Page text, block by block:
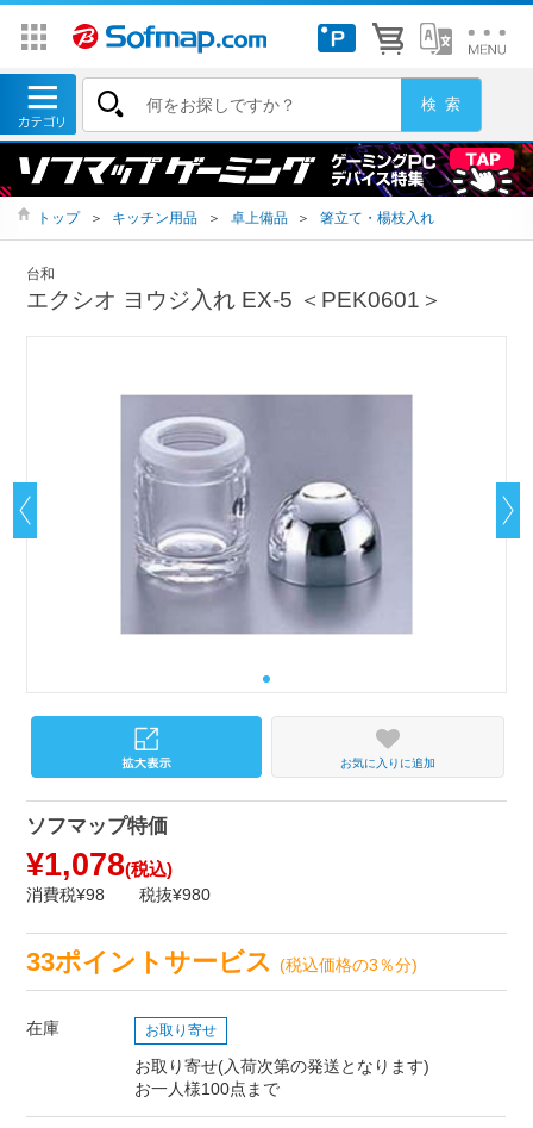
トップ ＞ キッチン用品 ＞ 卓上備品 ＞ 箸立て・楊枝入れ
台和
エクシオ ヨウジ入れ EX-5 ＜PEK0601＞
お気に入りに追加
ソフマップ特価
¥1,078(税込)
消費税¥98 税抜¥980
33ポイントサービス(税込価格の3％分)
在庫 お取り寄せ
お取り寄せ(入荷次第の発送となります)
お一人様100点まで